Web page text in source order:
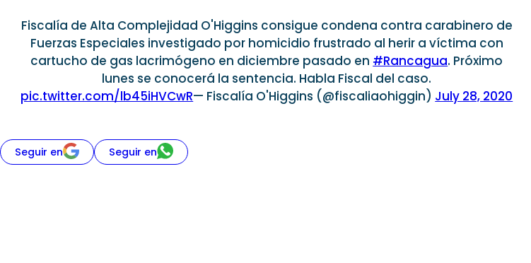
Fiscalía de Alta Complejidad O'Higgins consigue condena contra carabinero de
Fuerzas Especiales investigado por homicidio frustrado al herir a víctima con
cartucho de gas lacrimógeno en diciembre pasado en #Rancagua. Próximo
lunes se conocerá la sentencia. Habla Fiscal del caso.
pic.twitter.com/lb45iHVCwR— Fiscalía O'Higgins (@fiscaliaohiggin) July 28, 2020
Seguir en Seguir en